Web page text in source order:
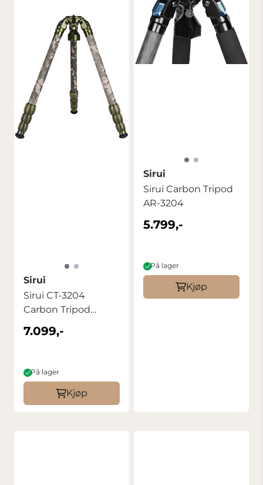
Sirui
Sirui CT-3204
Carbon Tripod
Camoflage
7.099,-
På lager
Kjøp
Sirui
Sirui Carbon Tripod
AR-3204
5.799,-
På lager
Kjøp